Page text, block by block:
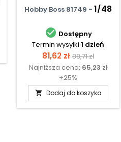
Hobby Boss 81749 - 1/48
 Dostępny
Termin wysyłki 1 dzień
Cena
81,62 zł Cena
podstawowa
88,71 zł
Najniższa cena: 65,23 zł
+25%
 Dodaj do koszyka